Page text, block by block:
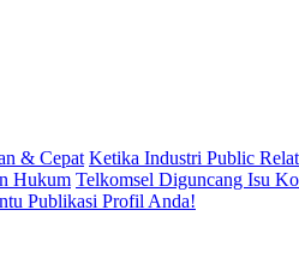
& Cepat Ketika Industri Public
Hukum Telkomsel Diguncang Isu
Publikasi Profil Anda!